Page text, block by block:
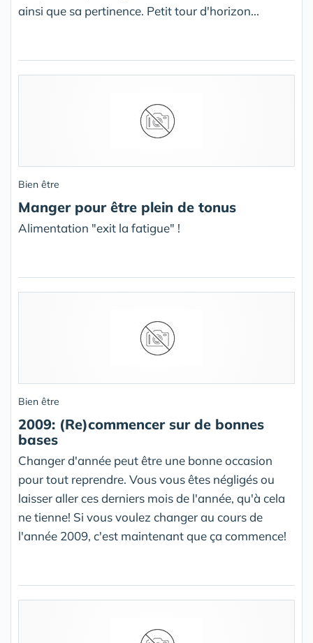
ainsi que sa pertinence. Petit tour d'horizon...
Bien être
Manger pour être plein de tonus
Alimentation "exit la fatigue" !
Bien être
2009: (Re)commencer sur de bonnes
bases
Changer d'année peut être une bonne occasion
pour tout reprendre. Vous vous êtes négligés ou
laisser aller ces derniers mois de l'année, qu'à cela
ne tienne! Si vous voulez changer au cours de
l'année 2009, c'est maintenant que ça commence!